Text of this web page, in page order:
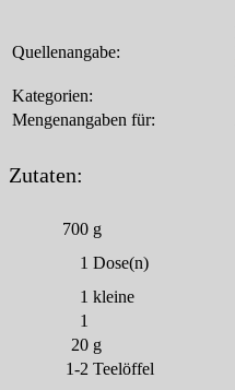
Quellenangabe:
Kategorien:
Mengenangaben für:
Zutaten:
700 g
1 Dose(n)
1 kleine
1
20 g
1-2 Teelöffel